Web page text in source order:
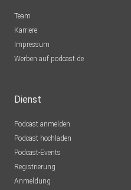
Team
Karriere
Impressum
Werben auf podcast.de
Dienst
Podcast anmelden
Podcast hochladen
Podcast-Events
Registrierung
Anmeldung